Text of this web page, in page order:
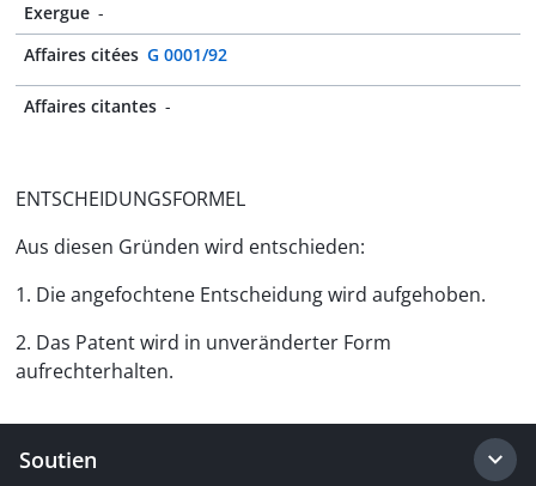
Exergue -
Affaires citées G 0001/92
Affaires citantes -
ENTSCHEIDUNGSFORMEL
Aus diesen Gründen wird entschieden:
1. Die angefochtene Entscheidung wird aufgehoben.
2. Das Patent wird in unveränderter Form
aufrechterhalten.
Soutien